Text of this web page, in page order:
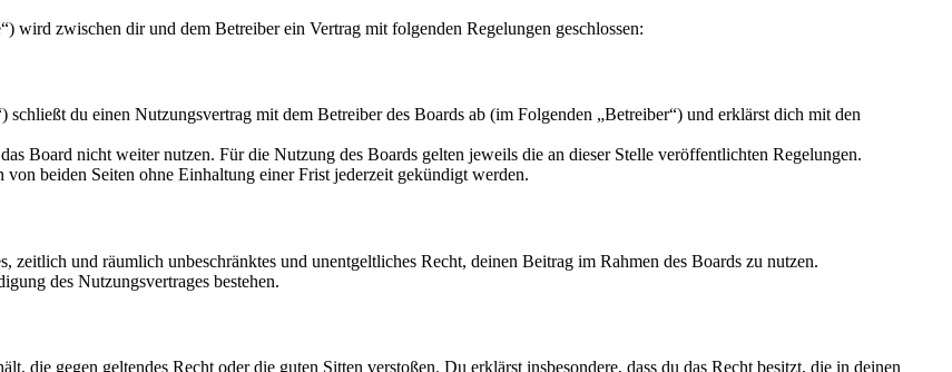
wird zwischen dir und dem Betreiber ein Vertrag mit folgenden Regelungen geschlossen:
du einen Nutzungsvertrag mit dem Betreiber des Boards ab (im Folgenden „Betreiber“) und erklärst dich mit den
Board nicht weiter nutzen. Für die Nutzung des Boards gelten jeweils die an dieser Stelle veröffentlichten Regelungen.
beiden Seiten ohne Einhaltung einer Frist jederzeit gekündigt werden.
zeitlich und räumlich unbeschränktes und unentgeltliches Recht, deinen Beitrag im Rahmen des Boards zu nutzen.
des Nutzungsvertrages bestehen.
die gegen geltendes Recht oder die guten Sitten verstoßen. Du erklärst insbesondere, dass du das Recht besitzt, die in deinen